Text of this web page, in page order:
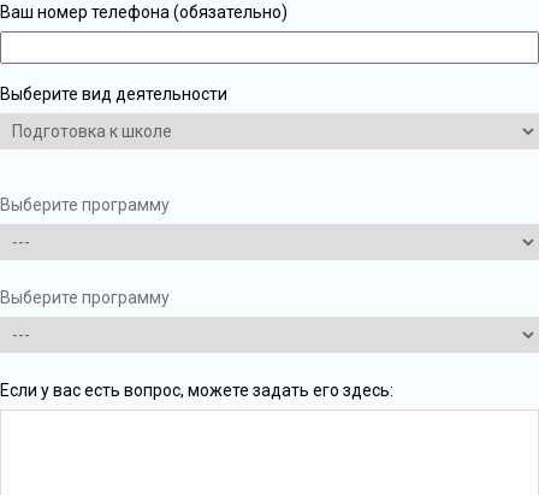
Ваш номер телефона (обязательно)
Выберите вид деятельности
Выберите программу
Выберите программу
Если у вас есть вопрос, можете задать его здесь: